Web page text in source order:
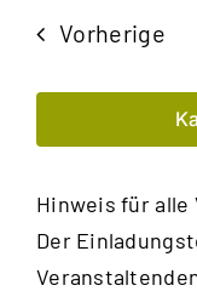
Vorherige
Hinweis für alle
Der